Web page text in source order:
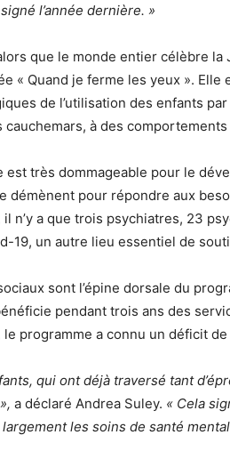
l’année dernière. »
que le monde entier célèbre
« Quand je ferme les yeux ». Elle
de l’utilisation des enfants
à des
est très dommageable pour le
démènent pour répondre aux
n’y a que trois psychiatres, 23
19, un autre lieu essentiel de
sont l’épine dorsale du
pendant trois ans des
programme a connu un déficit
qui ont déjà traversé tant
a déclaré Andrea Suley. « Cela
les soins de santé